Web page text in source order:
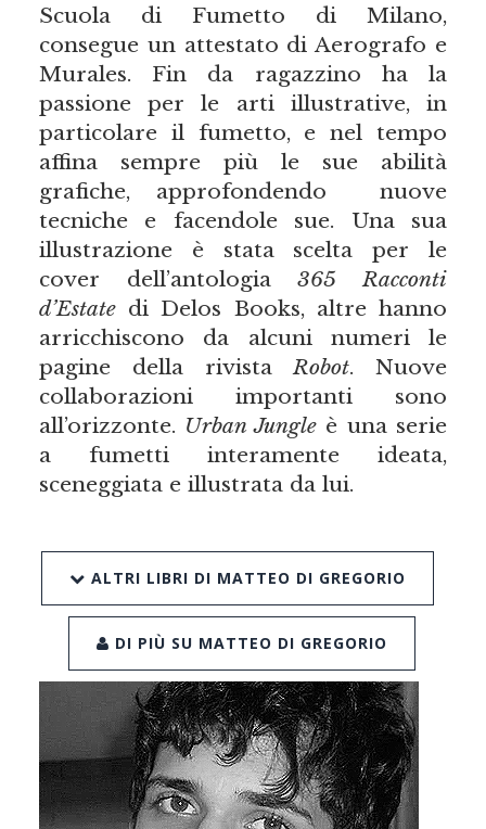
Scuola di Fumetto di Milano,
consegue un attestato di Aerografo e
Murales. Fin da ragazzino ha la
passione per le arti illustrative, in
particolare il fumetto, e nel tempo
affina sempre più le sue abilità
grafiche, approfondendo nuove
tecniche e facendole sue. Una sua
illustrazione è stata scelta per le
cover dell’antologia365 Racconti
d’Estatedi Delos Books, altre hanno
arricchiscono da alcuni numeri le
pagine della rivista Robot. Nuove
collaborazioni importanti sono
all’orizzonte. Urban Jungleè una serie
a fumetti interamente ideata,
sceneggiata e illustrata da lui.
ALTRI LIBRI DI MATTEO DI GREGORIO
DI PIÙ SU MATTEO DI GREGORIO